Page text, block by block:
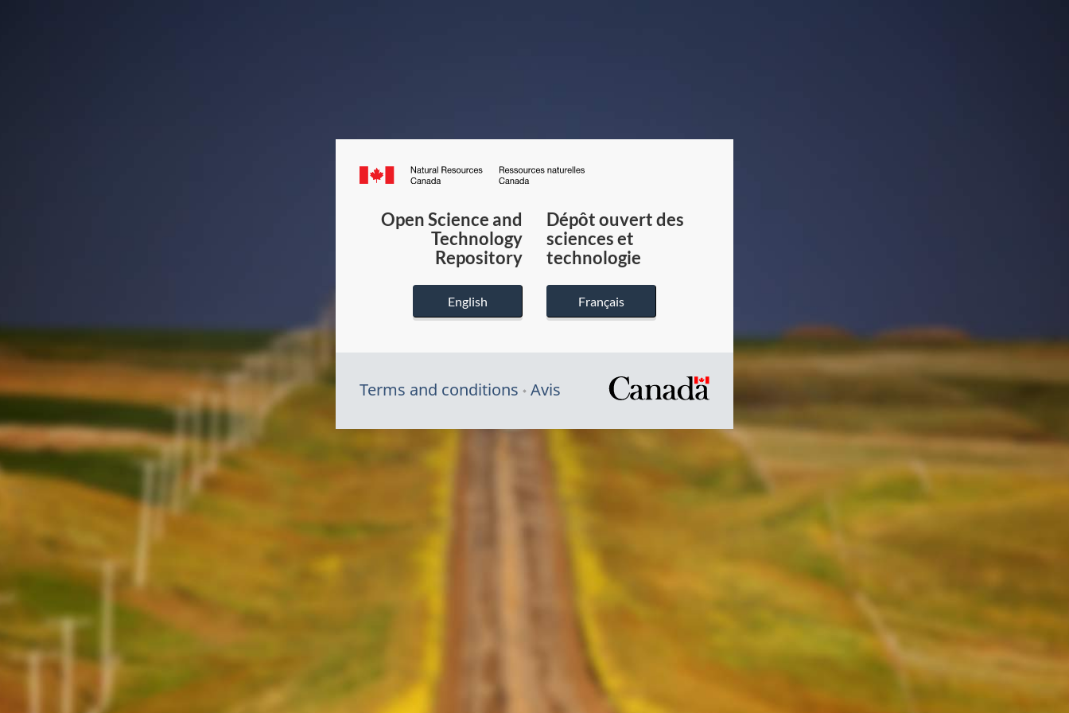
Canada.ca
du
Canada
Open Science and
Technology
Repository
English
Dépôt ouvert des
sciences et
technologie
Français
Terms and conditions Avis
/
Symbole
du
gouvernement
du